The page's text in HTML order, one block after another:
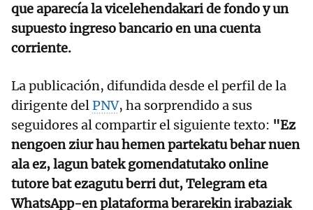
que aparecía la vicelehendakari de fondo y un
supuesto ingreso bancario en una cuenta
corriente.
La publicación, difundida desde el perfil de la
dirigente delPNV, ha sorprendido a sus
seguidores al compartir el siguiente texto: "Ez
nengoen ziur hau hemen partekatu behar nuen
ala ez, lagun batek gomendatutako online
tutore bat ezagutu berri dut, Telegram eta
WhatsApp-en plataforma berarekin irabaziak